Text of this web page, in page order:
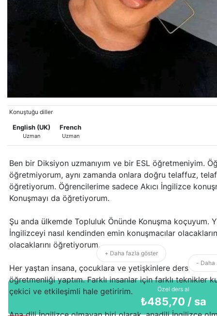
Konuştuğu diller
English (UK)
Uzman
French
Uzman
Ben bir Diksiyon uzmanıyım ve bir ESL öğretmeniyim.
öğretmiyorum, aynı zamanda onlara doğru telaffuz,
öğretiyorum. Öğrencilerime sadece Akıcı İngilizce
Konuşmayı da öğretiyorum.
Şu anda ülkemde Topluluk Önünde Konuşma koçuyum.
İngilizceyi nasıl kendinden emin konuşmacılar
olacaklarını öğretiyorum.
Her yaştan insana, çocuklara ve yetişkinlere ders
öğretmenliği yaptım. Farklı insanlar için farklı teknikler
çekici ve etkileşimli hale getiririm.
+ Daha fazla göster
- Daha
Özel ders al
₺485,70 / sa